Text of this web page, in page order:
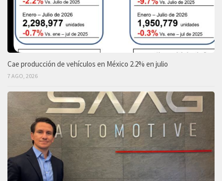
Cae producción de vehículos en México 2.2% en julio
7 AGO, 2026